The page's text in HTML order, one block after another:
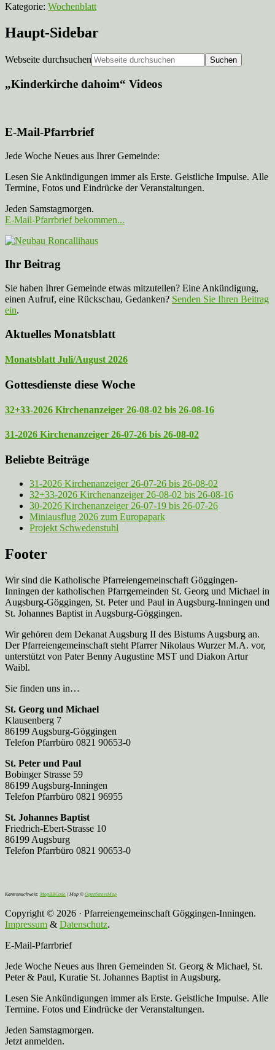
Kategorie: Wochenblatt
Haupt-Sidebar
Webseite durchsuchen
„Kinderkirche dahoim“ Videos
E-Mail-Pfarrbrief
Jede Woche Neues aus Ihrer Gemeinde:
Lesen Sie Ankündigungen immer als Erste. Geistliche Impulse. Alle
Termine, Fotos und Eindrücke der Veranstaltungen.
Jeden Samstagmorgen.
E-Mail-Pfarrbrief bekommen...
Ihr Beitrag
Sie haben Ihrer Gemeinde etwas mitzuteilen? Eine Ankündigung,
einen Aufruf, eine Rückschau, Gedanken? Senden Sie Ihren Beitrag
ein.
Aktuelles Monatsblatt
Monatsblatt Juli/August 2026
Gottesdienste diese Woche
32+33-2026 Kirchenanzeiger 26-08-02 bis 26-08-16
31-2026 Kirchenanzeiger 26-07-26 bis 26-08-02
Beliebte Beiträge
31-2026 Kirchenanzeiger 26-07-26 bis 26-08-02
32+33-2026 Kirchenanzeiger 26-08-02 bis 26-08-16
30-2026 Kirchenanzeiger 26-07-19 bis 26-07-26
Miniausflug 2026 zum Europapark
Projekt Schwedenstuhl
Footer
Wir sind die Katholische Pfarreien­gemeinschaft Göggingen-
Inningen der katholischen Pfarrgemeinden St. Georg und Michael in
Augsburg-Göggingen, St. Peter und Paul in Augsburg-Inningen und
St. Johannes Baptist in Augsburg-Göggingen.
Wir gehören dem Dekanat Augsburg II des Bistums Augsburg an.
Der Pfarreien­gemeinschaft steht Pfarrer Nikolaus Wurzer M.A. vor,
unterstützt von Pater Benny Augustine MST und Diakon Artur
Waibl.
Sie finden uns in…
St. Georg und Michael
Klausenberg 7
86199 Augsburg-Göggingen
Telefon Pfarrbüro 0821 90653-0
St. Peter und Paul
Bobinger Strasse 59
86199 Augsburg-Inningen
Telefon Pfarrbüro 0821 96955
St. Johannes Baptist
Friedrich-Ebert-Strasse 10
86199 Augsburg
Telefon Pfarrbüro 0821 90653-0
Kartennachweis: MapBBCode | Map © OpenStreetMap
Copyright © 2026 · Pfarreiengemeinschaft Göggingen-Inningen.
Impressum & Datenschutz.
E-Mail-Pfarrbrief
Jede Woche Neues aus Ihren Gemeinden St. Georg & Michael, St.
Peter & Paul, Kuratie St. Johannes Baptist in Augsburg.
Lesen Sie Ankündigungen immer als Erste. Geistliche Impulse. Alle
Termine. Fotos und Eindrücke der Veranstaltungen.
Jeden Samstagmorgen.
Jetzt anmelden.